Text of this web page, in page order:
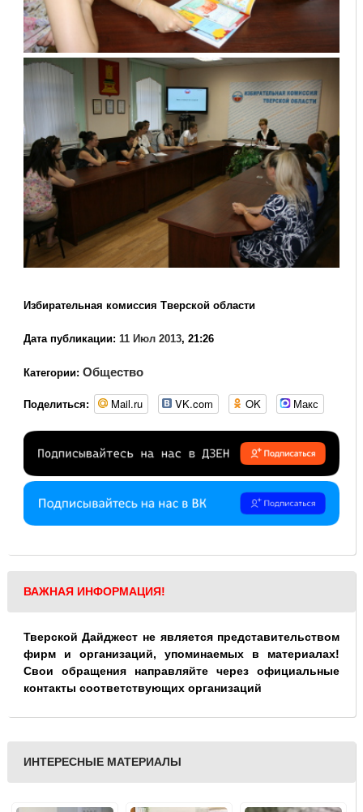
Избирательная комиссия Тверской области
Дата публикации: 11 Июл 2013, 21:26
Категории: Общество
Поделиться: Mail.ru VK.com OK Макс
ВАЖНАЯ ИНФОРМАЦИЯ!
Тверской Дайджест не является представительством
фирм и организаций, упоминаемых в материалах!
Свои обращения направляйте через официальные
контакты соответствующих организаций
ИНТЕРЕСНЫЕ МАТЕРИАЛЫ